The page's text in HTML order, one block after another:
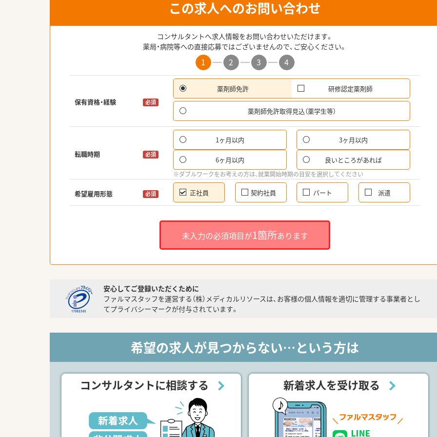
この求人へのお問い合わせ
コンサルタントへ求人情報をお問い合わせいただけます。
薬局・病院等への直接応募ではございませんので、ご安心ください。
1 2 3 4
保有資格・経験 必須
薬剤師免許 研修認定薬剤師
薬剤師免許取得見込（薬学生等）
転職時期 必須
1ヶ月以内 3ヶ月以内
6ヶ月以内 良いところがあれば
※ダブルワークをお考えの方は、就業開始時期の目安を選択してください
希望雇用形態 必須 正社員 契約社員 パート 派遣
未入力の必須項目が1箇所あります
安心してご登録いただくために
ファルマスタッフを運営する（株）メディカルリソースは、お客様の個人情報を適切に管理する事業者とし
てプライバシーマークが付与されています。
希望の求人が見つからない…という方は
コンサルタントに相談する 新着求人を受け取る